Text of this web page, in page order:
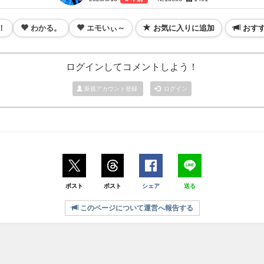
わかる。 エモいぃ～ お気に入りに追加 おす
ログインしてコメントしよう！
新規アカウント登録 ログイン
ポスト ポスト シェア 送る
このページについて運営へ報告する